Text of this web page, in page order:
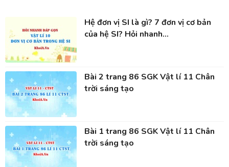
Hệ đơn vị SI là gì? 7 đơn vị cơ bản
của hệ SI? Hỏi nhanh...
Bài 2 trang 86 SGK Vật lí 11 Chân
trời sáng tạo
Bài 1 trang 86 SGK Vật lí 11 Chân
trời sáng tạo